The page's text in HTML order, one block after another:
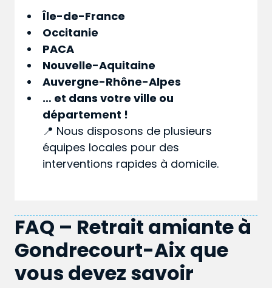
Île-de-France
Occitanie
PACA
Nouvelle-Aquitaine
Auvergne-Rhône-Alpes
… et dans votreville ou
département !
📍 Nous disposons de plusieurs
équipes locales pour des
interventions rapides à domicile.
FAQ – Retrait amiante à
Gondrecourt-Aix que
vous devez savoir